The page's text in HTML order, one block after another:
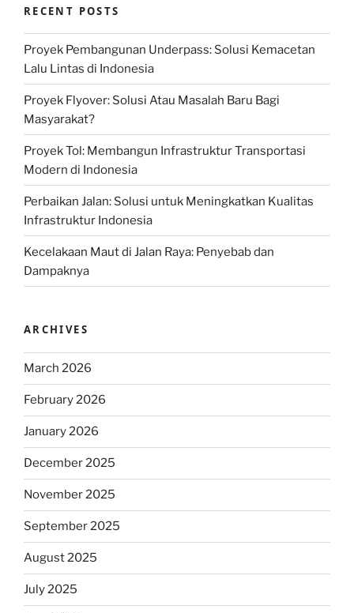
RECENT POSTS
Proyek Pembangunan Underpass: Solusi Kemacetan
Lalu Lintas di Indonesia
Proyek Flyover: Solusi Atau Masalah Baru Bagi
Masyarakat?
Proyek Tol: Membangun Infrastruktur Transportasi
Modern di Indonesia
Perbaikan Jalan: Solusi untuk Meningkatkan Kualitas
Infrastruktur Indonesia
Kecelakaan Maut di Jalan Raya: Penyebab dan
Dampaknya
ARCHIVES
March 2026
February 2026
January 2026
December 2025
November 2025
September 2025
August 2025
July 2025